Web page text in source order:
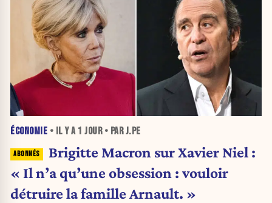
ÉCONOMIE • IL Y A 1 JOUR• PAR J.PE
Brigitte Macron sur Xavier Niel :
« Il n’a qu’une obsession : vouloir
détruire la famille Arnault. »